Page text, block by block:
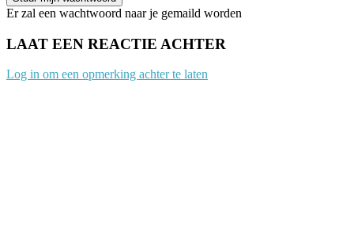
Er zal een wachtwoord naar je gemaild worden
LAAT EEN REACTIE ACHTER
Log in om een opmerking achter te laten